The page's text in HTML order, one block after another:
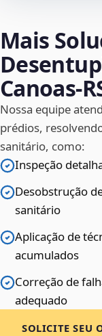
Mais
Nossa equipe
prédios,
sanitário, como:
Inspeção
Desobstrução
sanitário
Aplicação de
acumulados
Correção de
adequado
SOLICITE SEU